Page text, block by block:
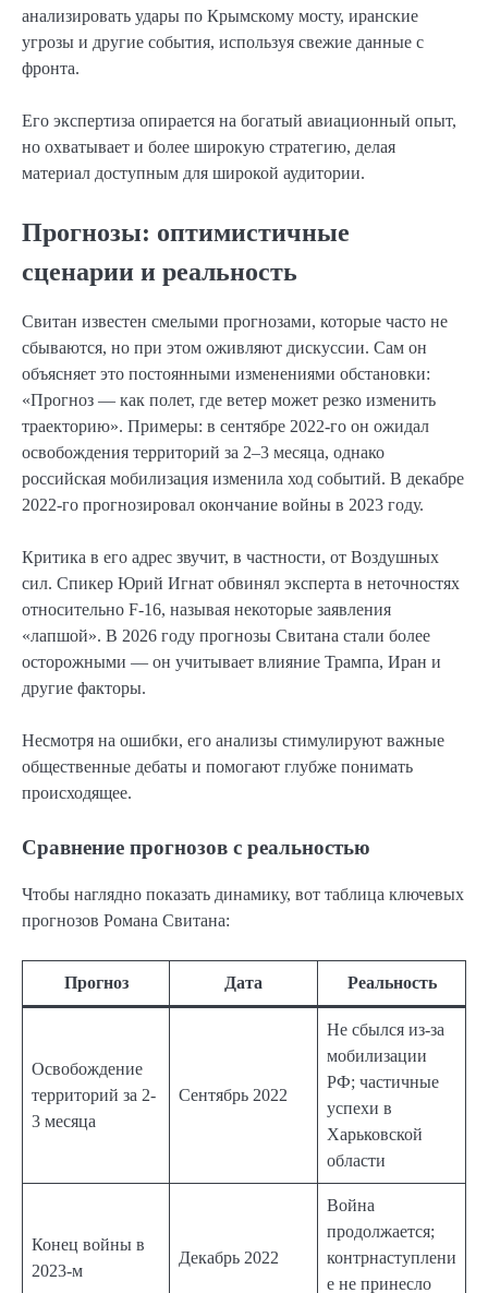
анализировать удары по Крымскому мосту, иранские
угрозы и другие события, используя свежие данные с
фронта.
Его экспертиза опирается на богатый авиационный опыт,
но охватывает и более широкую стратегию, делая
материал доступным для широкой аудитории.
Прогнозы: оптимистичные
сценарии и реальность
Свитан известен смелыми прогнозами, которые часто не
сбываются, но при этом оживляют дискуссии. Сам он
объясняет это постоянными изменениями обстановки:
«Прогноз — как полет, где ветер может резко изменить
траекторию». Примеры: в сентябре 2022-го он ожидал
освобождения территорий за 2–3 месяца, однако
российская мобилизация изменила ход событий. В декабре
2022-го прогнозировал окончание войны в 2023 году.
Критика в его адрес звучит, в частности, от Воздушных
сил. Спикер Юрий Игнат обвинял эксперта в неточностях
относительно F-16, называя некоторые заявления
«лапшой». В 2026 году прогнозы Свитана стали более
осторожными — он учитывает влияние Трампа, Иран и
другие факторы.
Несмотря на ошибки, его анализы стимулируют важные
общественные дебаты и помогают глубже понимать
происходящее.
Сравнение прогнозов с реальностью
Чтобы наглядно показать динамику, вот таблица ключевых
прогнозов Романа Свитана:
Прогноз Дата Реальность
Освобождение
территорий за 2-
3 месяца
Сентябрь 2022
Не сбылся из-за
мобилизации
РФ; частичные
успехи в
Харьковской
области
Конец войны в
2023-м
Декабрь 2022
Война
продолжается;
контрнаступлени
е не принесло